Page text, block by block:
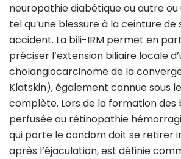
neuropathie diabétique ou autre
tel qu’une blessure à la ceinture de
accident. La bili-IRM permet en
préciser l’extension biliaire locale
cholangiocarcinome de la
Klatskin), également connue sous
complète. Lors de la formation des
perfusée ou rétinopathie
qui porte le condom doit se retirer
après l’éjaculation, est définie